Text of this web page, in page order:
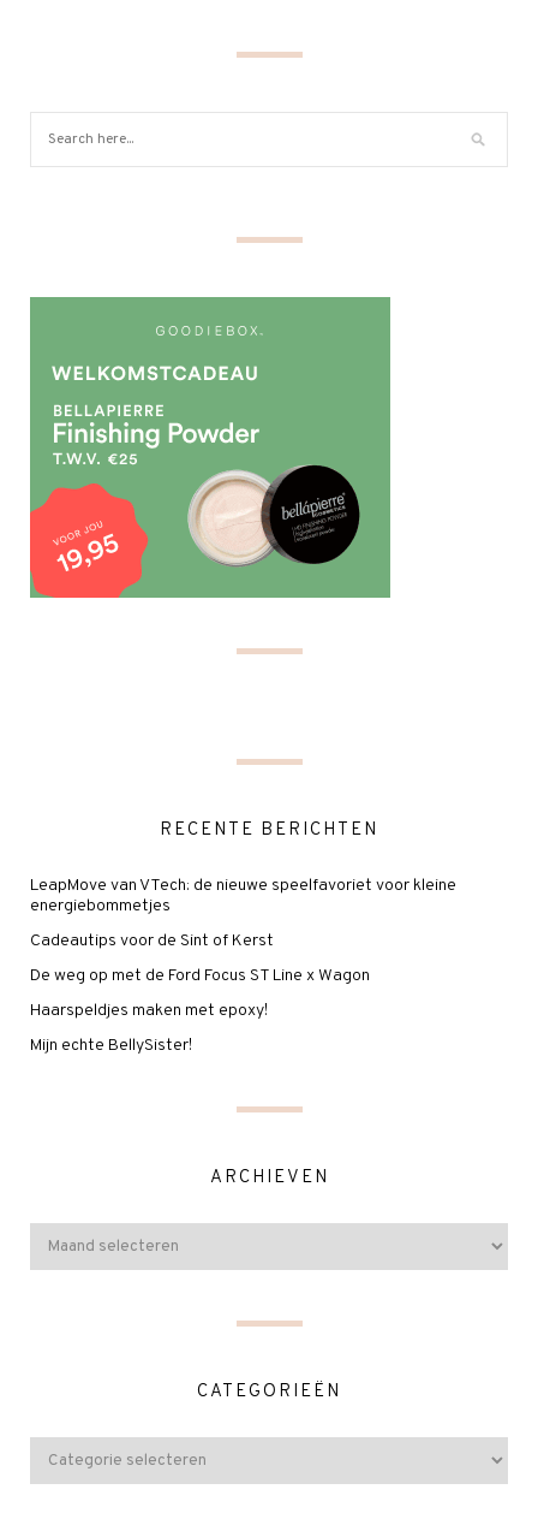
RECENTE BERICHTEN
LeapMove van VTech: de nieuwe speelfavoriet voor kleine
energiebommetjes
Cadeautips voor de Sint of Kerst
De weg op met de Ford Focus ST Line x Wagon
Haarspeldjes maken met epoxy!
Mijn echte BellySister!
ARCHIEVEN
CATEGORIEËN